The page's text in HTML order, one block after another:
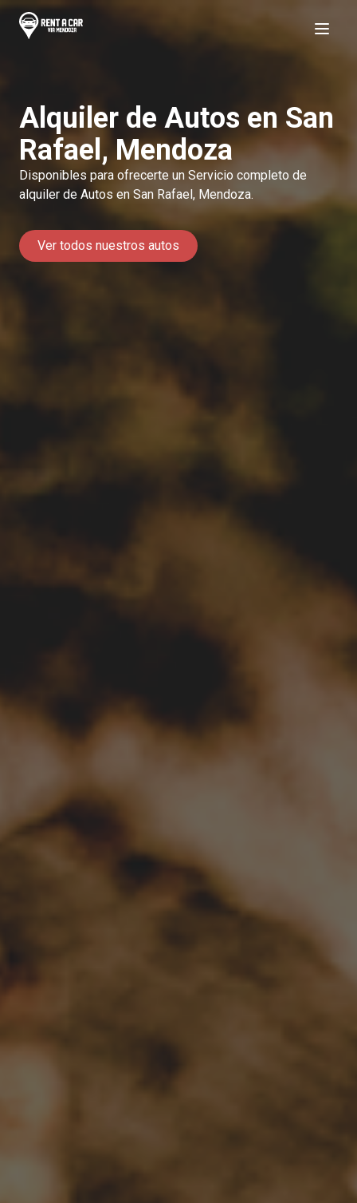
Abrir
Alquiler de Autos en San
Rafael, Mendoza
Disponibles para ofrecerte un Servicio completo de
alquiler de Autos en San Rafael, Mendoza.
Ver todos nuestros autos